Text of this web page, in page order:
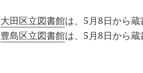
大田区立図書館は、5月8日から蔵
豊島区立図書館は、5月8日から蔵